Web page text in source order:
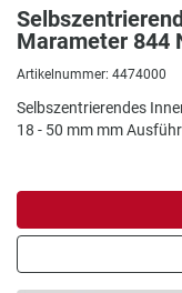
Marameter 844
Artikelnummer: 4474000
Selbszentrierendes
18 - 50 mm mm